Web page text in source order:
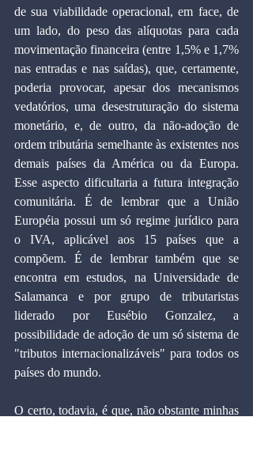
de sua viabilidade operacional, em face, de
um lado, do peso das alíquotas para cada
movimentação financeira (entre 1,5% e 1,7%
nas entradas e nas saídas), que, certamente,
poderia provocar, apesar dos mecanismos
vedatórios, uma desestruturação do sistema
monetário, e, de outro, da não-adoção de
ordem tributária semelhante às existentes nos
demais países da América ou da Europa.
Esse aspecto dificultaria a futura integração
comunitária. É de lembrar que a União
Européia possui um só regime jurídico para
o IVA, aplicável aos 15 países que a
compõem. É de lembrar também que se
encontra em estudos, na Universidade de
Salamanca e por grupo de tributaristas
liderado por Eusébio Gonzalez, a
possibilidade de adoção de um só sistema de
"tributos internacionalizáveis" para todos os
países do mundo.
O certo, todavia, é que, não obstante minhas